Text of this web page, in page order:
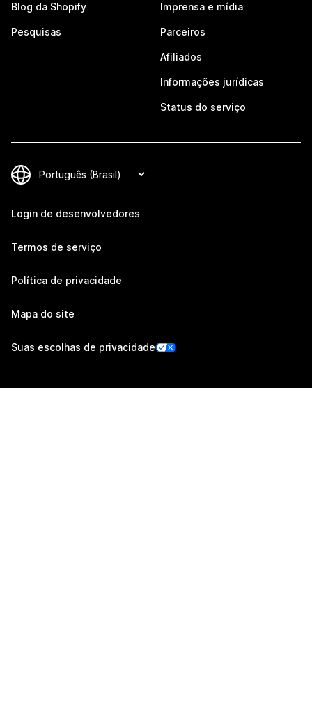
Blog da Shopify
Pesquisas
Imprensa e mídia
Parceiros
Afiliados
Informações jurídicas
Status do serviço
Login de desenvolvedores
Termos de serviço
Política de privacidade
Mapa do site
Suas escolhas de privacidade